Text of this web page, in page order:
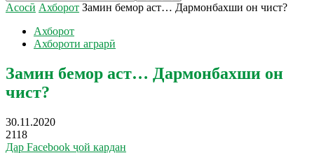
Асосӣ Ахборот Замин бемор аст… Дармонбахши он чист?
Ахборот
Ахбороти аграрӣ
Замин бемор аст… Дармонбахши он
чист?
30.11.2020
2118
Дар Facebook ҷой кардан